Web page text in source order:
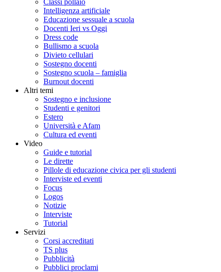
Classi pollaio
Intelligenza artificiale
Educazione sessuale a scuola
Docenti Ieri vs Oggi
Dress code
Bullismo a scuola
Divieto cellulari
Sostegno docenti
Sostegno scuola – famiglia
Burnout docenti
Altri temi
Sostegno e inclusione
Studenti e genitori
Estero
Università e Afam
Cultura ed eventi
Video
Guide e tutorial
Le dirette
Pillole di educazione civica per gli studenti
Interviste ed eventi
Focus
Logos
Notizie
Interviste
Tutorial
Servizi
Corsi accreditati
TS plus
Pubblicità
Pubblici proclami